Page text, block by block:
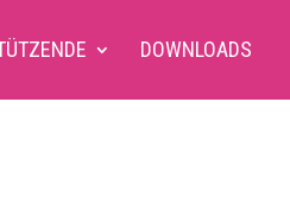
DOWNLOADS